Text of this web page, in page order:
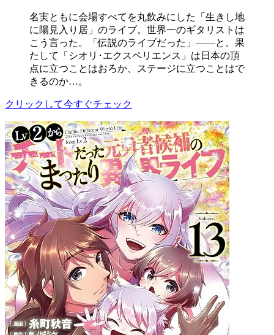
名実ともに会場すべてを丸飲みにした「生きし地
に陽見入り居」のライブ。世界一のギタリストは
こう言った。「伝説のライブだった」――と。果
たして「シオリ･エクスペリエンス」は日本の頂
点に立つことはおろか、ステージに立つことはで
きるのか…。
クリックして今すぐチェック